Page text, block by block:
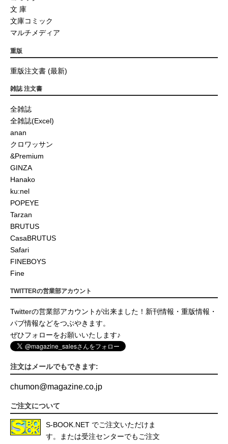
文 庫
文庫コミック
マルチメディア
重版
重版注文書 (最新)
雑誌 注文書
全雑誌
全雑誌(Excel)
anan
クロワッサン
&Premium
GINZA
Hanako
ku:nel
POPEYE
Tarzan
BRUTUS
CasaBRUTUS
Safari
FINEBOYS
Fine
TWITTERの営業部アカウント
Twitterの営業部アカウントが出来ました！新刊情報・重版情報・
パブ情報などをつぶやきます。
ぜひフォローをお願いいたします♪
注文はメールでもできます:
chumon@magazine.co.jp
ご注文について
S-BOOK.NET でご注文いただけま
す。または受注センターでもご注文